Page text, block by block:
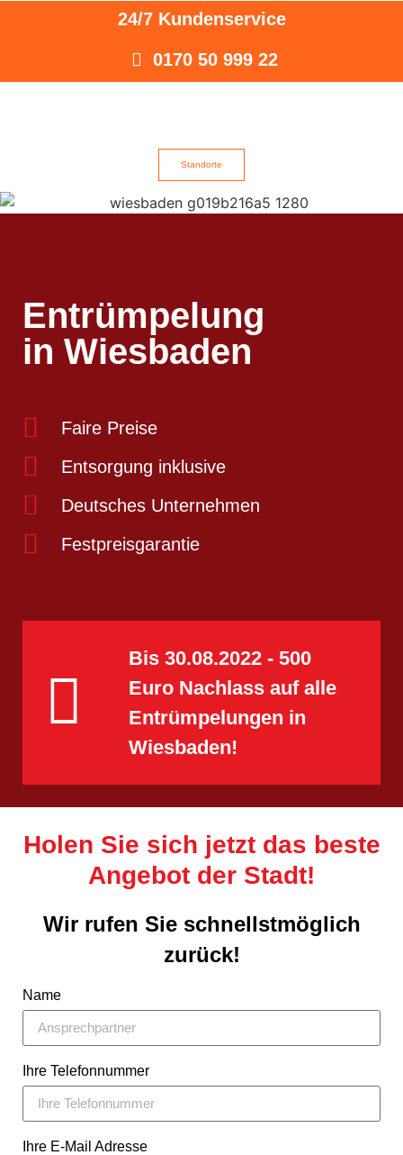
24/7 Kundenservice
0170 50 999 22
Standorte
Entrümpelung
in Wiesbaden
Faire Preise
Entsorgung inklusive
Deutsches Unternehmen
Festpreisgarantie
Bis 30.08.2022 - 500
Euro Nachlass​ auf alle
Entrümpelungen in
Wiesbaden!
Holen Sie sich jetzt das beste
Angebot der Stadt!
Wir rufen Sie schnellstmöglich
zurück!
Name
Ihre Telefonnummer
Ihre E-Mail Adresse